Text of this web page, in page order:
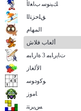
ﻚﻴﻧﻮﺳ ﺏﺎﻌﻟﺃ
ﻖﻠﺣﺰﺘﻟﺍ
المهام
ألعاب فلاش
ﺕﺎﻳﺭﺎﺒﻣ 3 ﺓﺍﺭﺎﺒﻣ
الألغاز
ﻮﻛﻭﺩﻮﺳ
ﺎﻣﻭﺯ
ﺲﻳﺮﺘﺗ